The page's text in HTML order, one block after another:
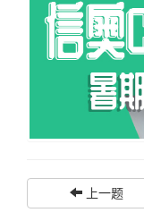
上一题